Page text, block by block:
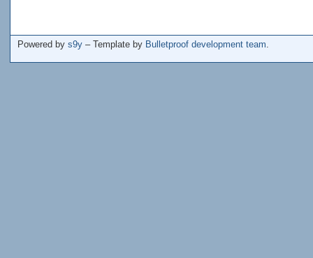
Powered by s9y – Template by Bulletproof development team.